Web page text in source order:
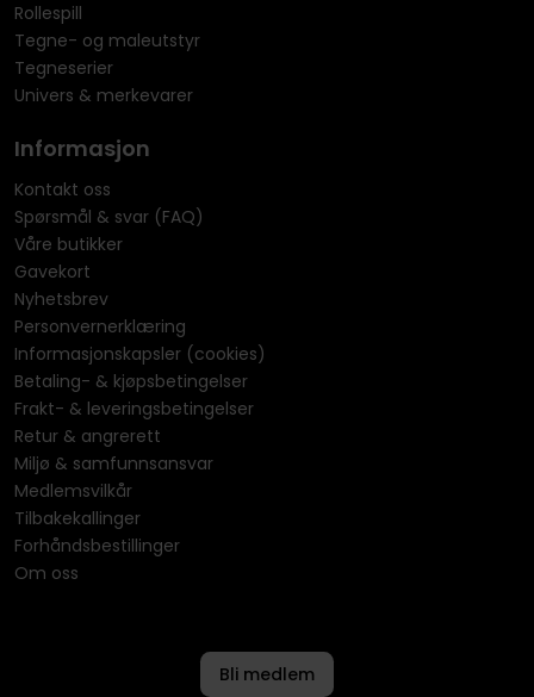
Rollespill
Tegne- og maleutstyr
Tegneserier
Univers & merkevarer
Informasjon
Kontakt oss
Spørsmål & svar (FAQ)
Våre butikker
Gavekort
Nyhetsbrev
Personvernerklæring
Informasjonskapsler (cookies)
Betaling- & kjøpsbetingelser
Frakt- & leveringsbetingelser
Retur & angrerett
Miljø & samfunnsansvar
Medlemsvilkår
Tilbakekallinger
Forhåndsbestillinger
Om oss
Bli medlem